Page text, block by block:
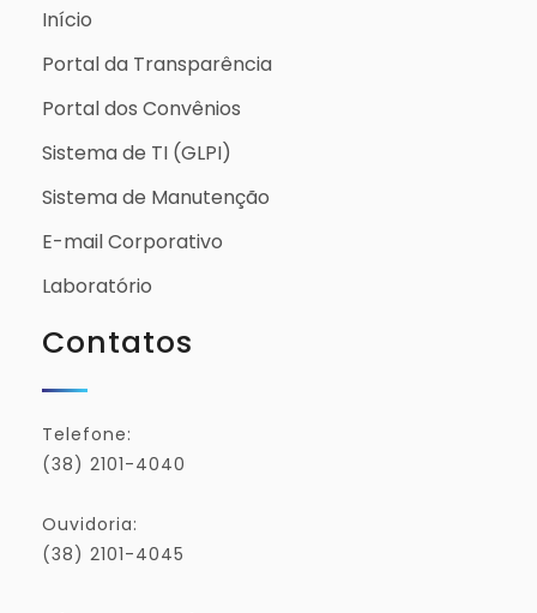
Início
Portal da Transparência
Portal dos Convênios
Sistema de TI (GLPI)
Sistema de Manutenção
E-mail Corporativo
Laboratório
Contatos
Telefone:
(38) 2101-4040
Ouvidoria:
(38) 2101-4045